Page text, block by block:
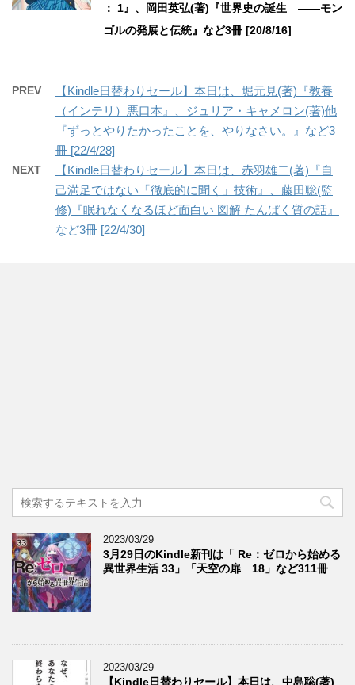
： 1』、岡田英弘(著)『世界史の誕生 ――モン
ゴルの発展と伝統』など3冊 [20/8/16]
PREV
【Kindle日替わりセール】本日は、堀元見(著)『教養
（インテリ）悪口本』、ジュリア・キャメロン(著)他
『ずっとやりたかったことを、やりなさい。』など3
冊 [22/4/28]
NEXT
【Kindle日替わりセール】本日は、赤羽雄二(著)『自
己満足ではない「徹底的に聞く」技術』、藤田聡(監
修)『眠れなくなるほど面白い 図解 たんぱく質の話』
など3冊 [22/4/30]
2023/03/29
3月29日のKindle新刊は「 Re：ゼロから始める
異世界生活 33」「天空の扉 18」など311冊
2023/03/29
【Kindle日替わりセール】本日は、中島聡(著)